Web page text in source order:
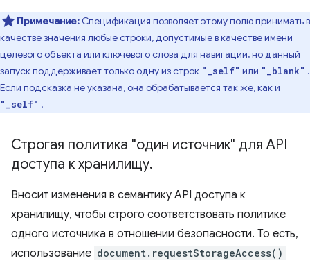
Примечание: Спецификация позволяет этому полю принимать в
качестве значения любые строки, допустимые в качестве имени
целевого объекта или ключевого слова для навигации, но данный
запуск поддерживает только одну из строк "_self" или "_blank" .
Если подсказка не указана, она обрабатывается так же, как и
"_self" .
Строгая политика "один источник" для API
доступа к хранилищу.
Вносит изменения в семантику API доступа к
хранилищу, чтобы строго соответствовать политике
одного источника в отношении безопасности. То есть,
использование document.requestStorageAccess()